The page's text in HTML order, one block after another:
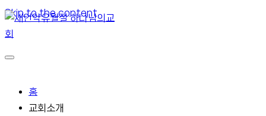
Skip to the content
홈
교회소개